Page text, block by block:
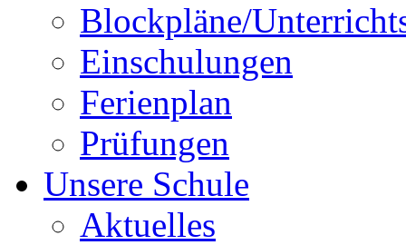
Blockpläne/
Einschulungen
Ferienplan
Prüfungen
Unsere Schule
Aktuelles